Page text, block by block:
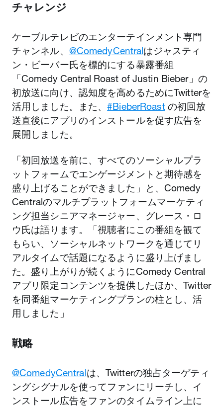
チャレンジ
ケーブルテレビのエンターテインメント専門
チャンネル、 @ComedyCentralはジャスティ
ン・ビーバー氏を標的にする暴露番組
「Comedy Central Roast of Justin Bieber」の
初放送に向け、認知度を高めるためにTwitterを
活用しました。また、#BieberRoastの初回放
送直後にアプリのインストールを促す広告を
展開しました。
「初回放送を前に、すべてのソーシャルプラ
ットフォームでエンゲージメントと期待感を
盛り上げることができました」と、Comedy
Centralのマルチプラットフォームマーケティ
ング担当シニアマネージャー、グレース・ロ
ウ氏は語ります。「視聴者にこの番組を観て
もらい、ソーシャルネットワークを通じてリ
アルタイムで話題になるように盛り上げまし
た。盛り上がりが続くようにComedy Central
アプリ限定コンテンツを提供したほか、Twitter
を同番組マーケティングプランの柱とし、活
用しました」
戦略
@ComedyCentralは、Twitterの独占ターゲティ
ングシグナルを使ってファンにリーチし、イ
ンストール広告をファンのタイムライン上に